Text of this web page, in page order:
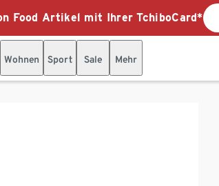
Food Artikel mit Ihrer TchiboCard*
Wohnen Sport Sale Mehr